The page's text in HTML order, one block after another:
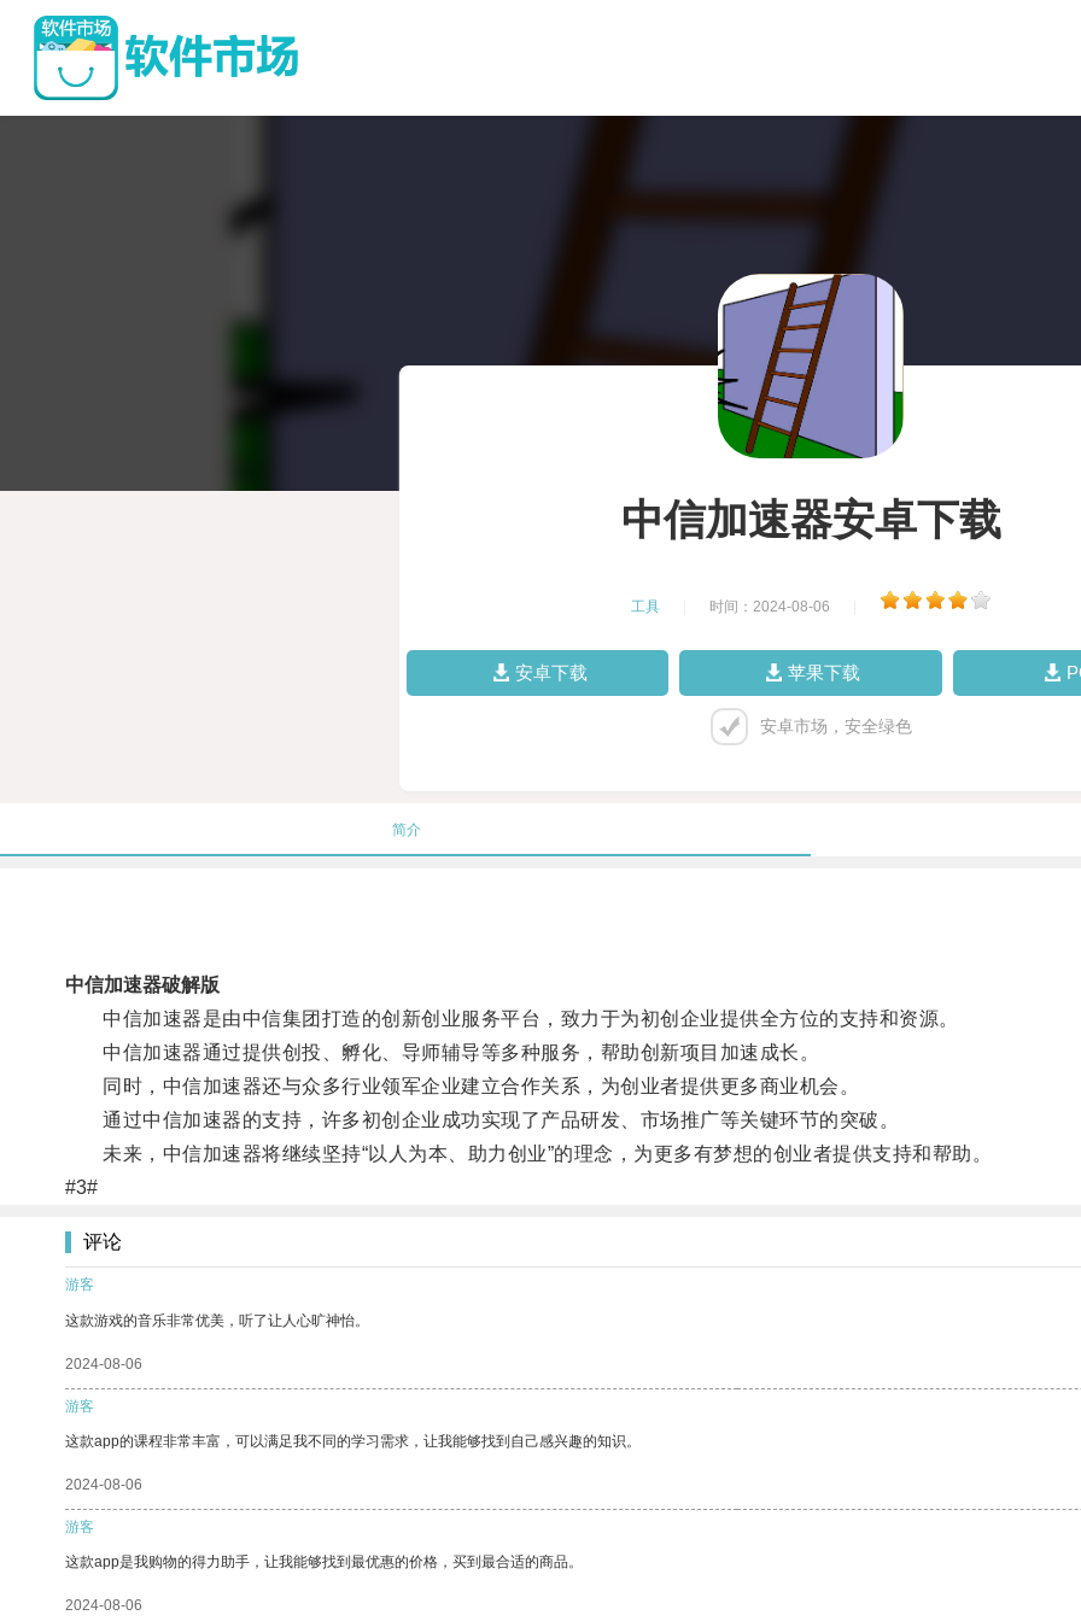
中信加速器安卓下载
工具 时间：2024-08-06
安卓下载 苹果下载
安卓市场，安全绿色
简介
中信加速器破解版
中信加速器是由中信集团打造的创新创业服务平台，致力于为初创企业提供全方位的支持和资源。
中信加速器通过提供创投、孵化、导师辅导等多种服务，帮助创新项目加速成长。
同时，中信加速器还与众多行业领军企业建立合作关系，为创业者提供更多商业机会。
通过中信加速器的支持，许多初创企业成功实现了产品研发、市场推广等关键环节的突破。
未来，中信加速器将继续坚持“以人为本、助力创业”的理念，为更多有梦想的创业者提供支持和帮助。
#3#
评论
游客
这款游戏的音乐非常优美，听了让人心旷神怡。
2024-08-06
游客
这款app的课程非常丰富，可以满足我不同的学习需求，让我能够找到自己感兴趣的知识。
2024-08-06
游客
这款app是我购物的得力助手，让我能够找到最优惠的价格，买到最合适的商品。
2024-08-06